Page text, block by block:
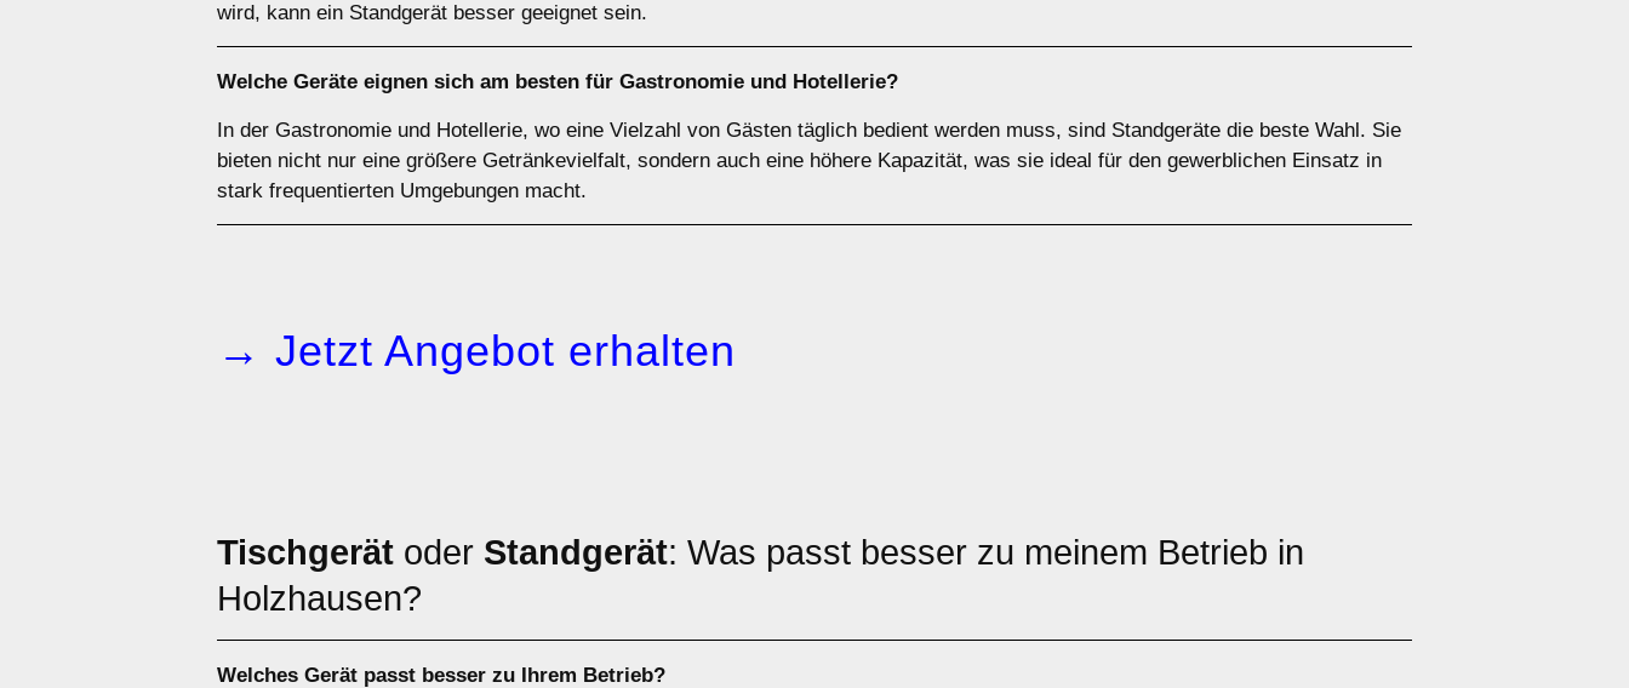
wird, kann ein Standgerät besser geeignet sein.
Welche Geräte eignen sich am besten für Gastronomie und Hotellerie?
In der Gastronomie und Hotellerie, wo eine Vielzahl von Gästen täglich bedient werden muss, sind Standgeräte die beste Wahl. Sie
bieten nicht nur eine größere Getränkevielfalt, sondern auch eine höhere Kapazität, was sie ideal für den gewerblichen Einsatz in
stark frequentierten Umgebungen macht.
→ Jetzt Angebot erhalten
Tischgerät oder Standgerät: Was passt besser zu meinem Betrieb in
Holzhausen?
Welches Gerät passt besser zu Ihrem Betrieb?